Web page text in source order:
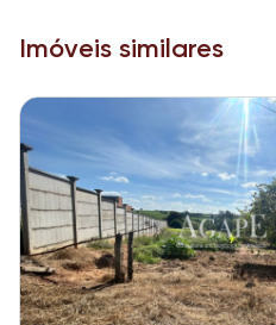
Imóveis similares